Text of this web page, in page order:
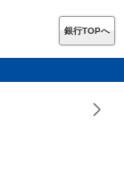
銀行TOPへ